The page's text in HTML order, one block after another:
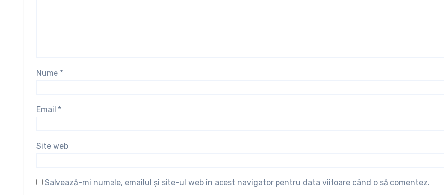
Nume *
Email *
Site web
Salvează-mi numele, emailul și site-ul web în acest navigator pentru data viitoare când o să comentez.